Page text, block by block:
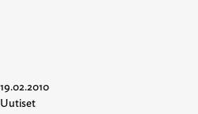
19.02.2010
Uutiset